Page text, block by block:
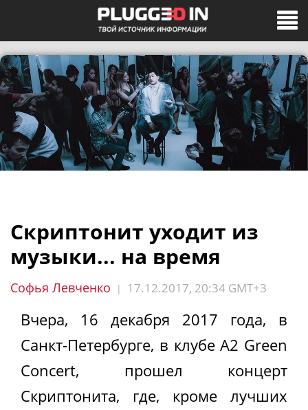
Скриптонит уходит из
музыки... на время
Софья Левченко | 17.12.2017, 20:34 GMT+3
Вчера, 16 декабря 2017 года, в
Санкт-Петербурге, в клубе A2 Green
Concert, прошел концерт
Скриптонита, где, кроме лучших